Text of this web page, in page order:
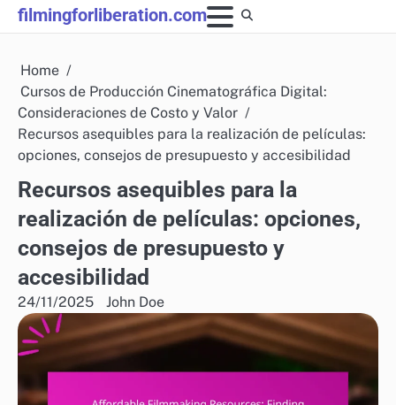
Skip
to
filmingforliberation.com
Home
Cursos de Producción Cinematográfica Digital:
Consideraciones de Costo y Valor
Recursos asequibles para la realización de películas:
opciones, consejos de presupuesto y accesibilidad
Recursos asequibles para la
realización de películas: opciones,
consejos de presupuesto y
accesibilidad
24/11/2025 John Doe